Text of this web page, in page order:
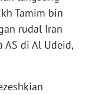
Tamim bin
rudal Iran
AS di Al Udeid,